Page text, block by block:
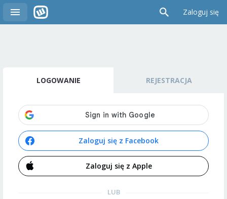
Zaloguj się
LOGOWANIE REJESTRACJA
Zaloguj się z Facebook
Zaloguj się z Apple
LUB